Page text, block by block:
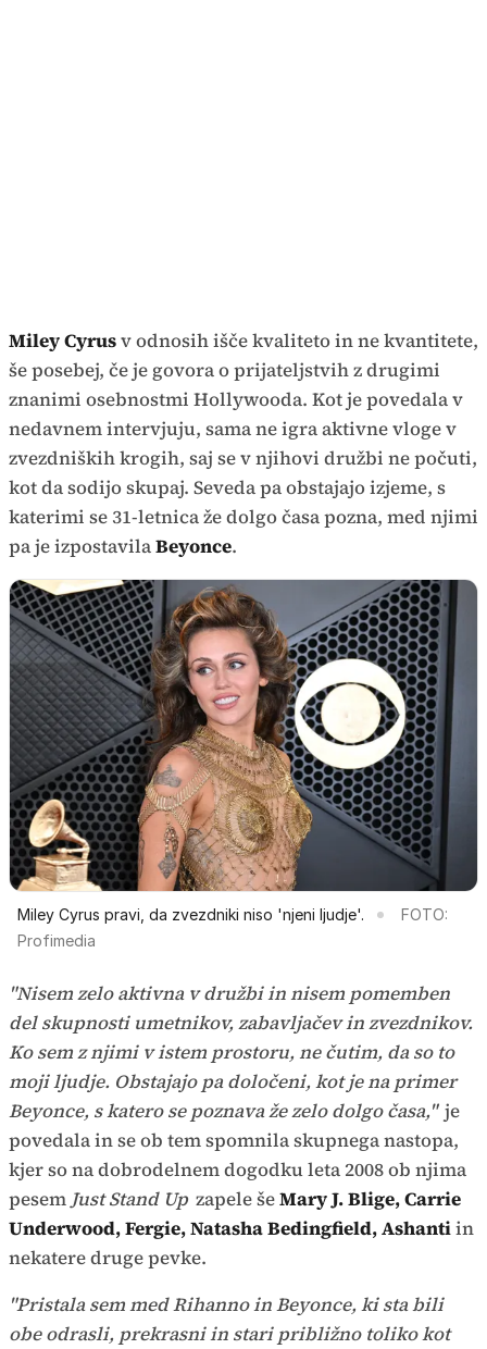
Miley Cyrusv odnosih išče kvaliteto in ne kvantitete,
še posebej, če je govora o prijateljstvih z drugimi
znanimi osebnostmi Hollywooda. Kot je povedala v
nedavnem intervjuju, sama ne igra aktivne vloge v
zvezdniških krogih, saj se v njihovi družbi ne počuti,
kot da sodijo skupaj. Seveda pa obstajajo izjeme, s
katerimi se 31-letnica že dolgo časa pozna, med njimi
pa je izpostavilaBeyonce.
Miley Cyrus pravi, da zvezdniki niso 'njeni ljudje'.
FOTO:
Profimedia
"Nisem zelo aktivna v družbi in nisem pomemben
del skupnosti umetnikov, zabavljačev in zvezdnikov.
Ko sem z njimi v istem prostoru, ne čutim, da so to
moji ljudje. Obstajajo pa določeni, kot je na primer
Beyonce, s katero se poznava že zelo dolgo časa," je
povedala in se ob tem spomnila skupnega nastopa,
kjer so na dobrodelnem dogodku leta 2008 ob njima
pesemJust Stand Up zapele šeMary J. Blige, Carrie
Underwood, Fergie, Natasha Bedingfield, Ashantiin
nekatere druge pevke.
"Pristala sem med Rihanno in Beyonce, ki sta bili
obe odrasli, prekrasni in stari približno toliko kot